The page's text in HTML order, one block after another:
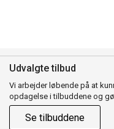
Udvalgte tilbud
Vi arbejder løbende på at
opdagelse i tilbuddene og
Se tilbuddene